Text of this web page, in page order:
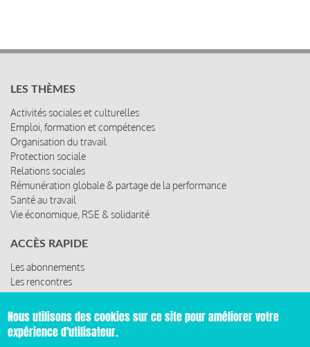
LES THÈMES
Activités sociales et culturelles
Emploi, formation et compétences
Organisation du travail
Protection sociale
Relations sociales
Rémunération globale & partage de la performance
Santé au travail
Vie économique, RSE & solidarité
ACCÈS RAPIDE
Les abonnements
Les rencontres
Les ressources
Nous utilisons des cookies sur ce site pour améliorer votre
expérience d'utilisateur.